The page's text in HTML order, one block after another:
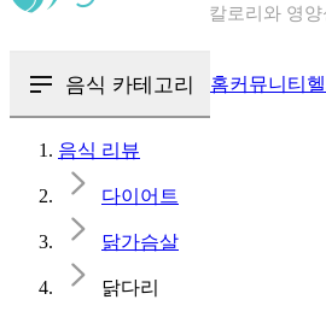
혈당 · 다이어
음식 카테고리 홈커뮤니티
음식 리뷰
다이어트
닭가슴살
닭다리